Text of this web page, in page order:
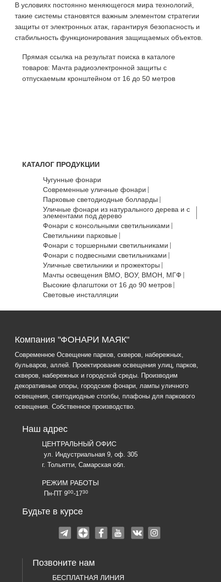
В условиях постоянно меняющегося мира технологий,
такие системы становятся важным элементом стратегии
защиты от электронных атак, гарантируя безопасность и
стабильность функционирования защищаемых объектов.
Прямая ссылка на результат поиска в каталоге
товаров: Мачта радиоэлектронной защиты с
отпускаемым кронштейном от 16 до 50 метров
КАТАЛОГ ПРОДУКЦИИ
Чугунные фонари
Современные уличные фонари
Парковые светодиодные болларды
Уличные фонари из натурального дерева и с
элементами под дерево
Фонари с консольными светильниками
Светильники парковые
Фонари с торшерными светильниками
Фонари с подвесными светильниками
Уличные светильники и прожекторы
Мачты освещения ВМО, ВОУ, ВМОН, МГФ
Высокие флагштоки от 16 до 90 метров
Световые инсталляции
Компания "ФОНАРИ МАЯК"
Современное Освещение парков, скверов, набережных,
бульваров, аллей. Проектирование освещения улиц, парков,
скверов, набережных и городской среды. Производим
декоративные опоры, городские фонари, лампы уличного
освещения, светодиодные столбы, плафоны для паркового
освещения. Собственное производство.
Наш адрес
ЦЕНТРАЛЬНЫЙ ОФИС
ул. Индустриальная 9, оф. 305
г. Тольятти, Самарская обл.
РЕЖИМ РАБОТЫ
Пн-ПТ 900-1730
Будьте в курсе
Позвоните нам
БЕСПЛАТНАЯ ЛИНИЯ